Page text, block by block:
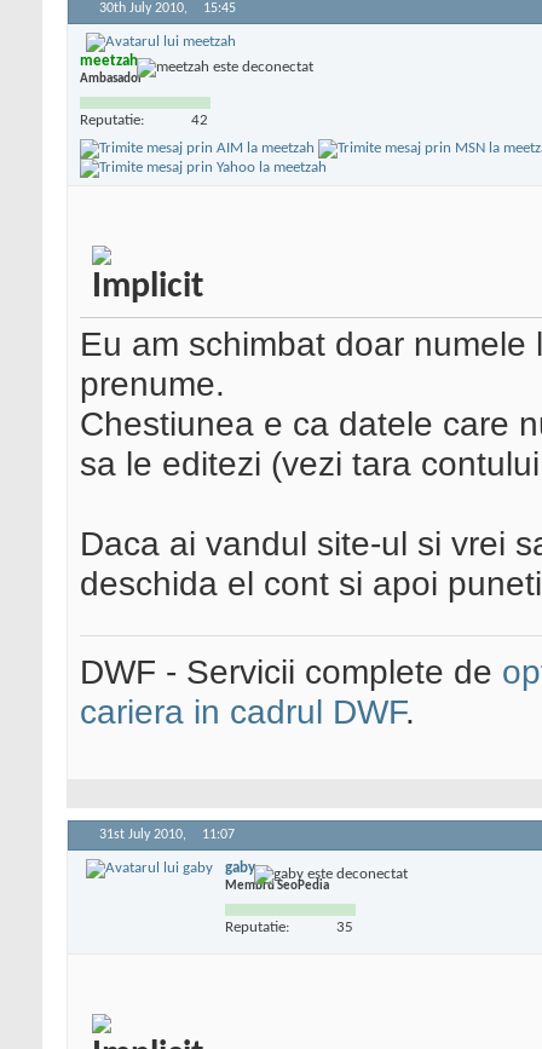
30th July 2010, 15:45
meetzah
Ambasador
Reputatie: 42
Eu am schimbat doar
prenume.
Chestiunea e ca datele care
sa le editezi (vezi tara
Daca ai vandul site-ul si vrei
deschida el cont si apoi
DWF - Servicii complete de
cariera in cadrul DWF.
31st July 2010, 11:07
gaby
Membru SeoPedia
Reputatie: 35